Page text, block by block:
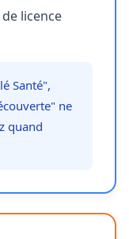
licence
Santé",
ne
quand